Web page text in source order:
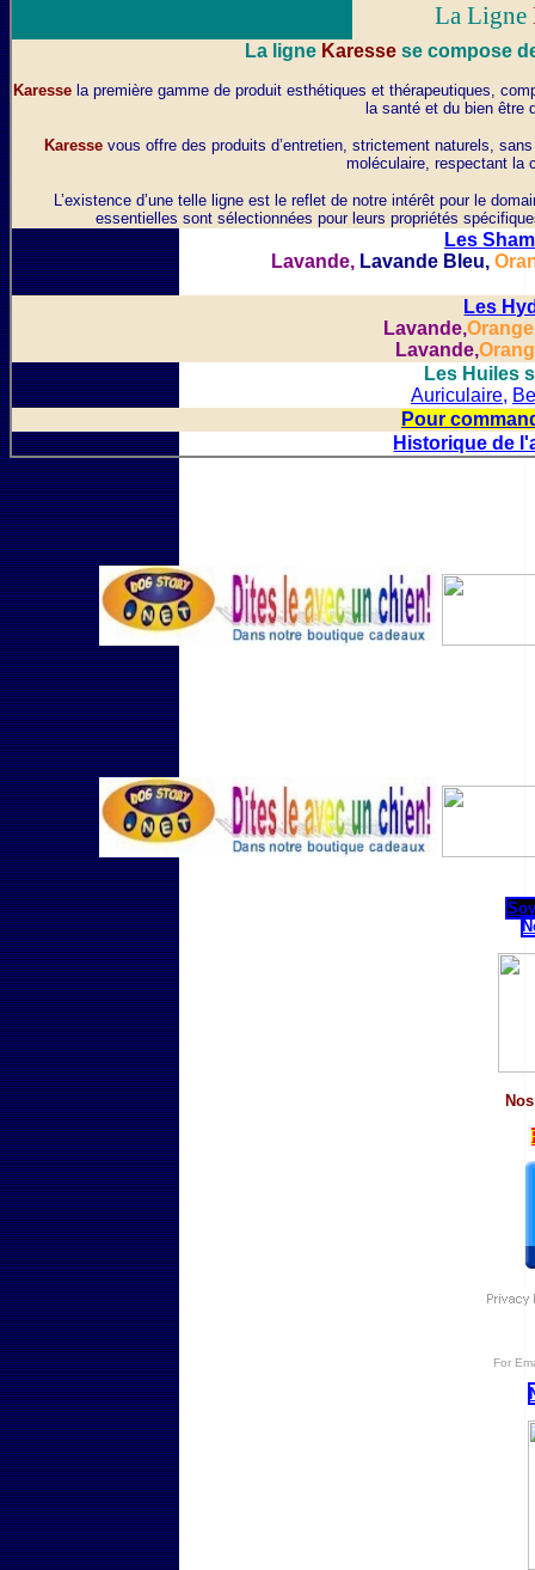
La Ligne
La ligne Karesse se compose
Karesse la première gamme de produit esthétiques et thérapeutiques,
la santé et du bien être
Karesse vous offre des produits d’entretien, strictement naturels,
moléculaire, respectant la
L’existence d’une telle ligne est le reflet de notre intérêt pour le
essentielles sont sélectionnées pour leurs propriétés
Les
Lavande, Lavande Bleu,
Les
Lavande,
Lavande,
Les Huiles
Auriculaire,
Pour
Historique de
For